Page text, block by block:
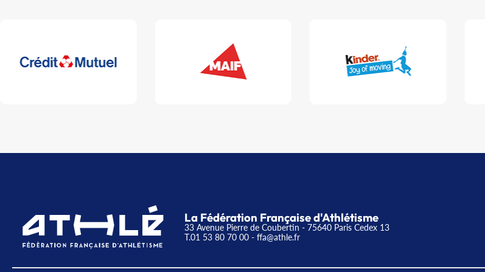
La Fédération Française d'Athlétisme
33 Avenue Pierre de Coubertin - 75640 Paris Cedex 13
T.01 53 80 70 00 - ffa@athle.fr